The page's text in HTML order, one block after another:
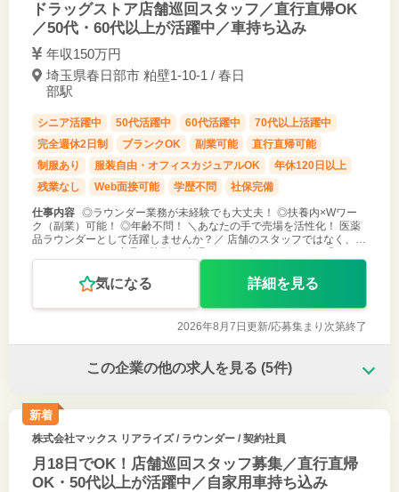
ドラッグストア店舗巡回スタッフ／直行直帰OK
／50代・60代以上が活躍中／車持ち込み
年収150万円
埼玉県春日部市 粕壁1-10-1 / 春日
部駅
シニア活躍中 50代活躍中 60代活躍中
70代以上活躍中
完全週休2日制
ブランクOK 副業可能
直行直帰可能
制服あり
服装自由・オフィスカジュアルOK
年休120日以上
残業なし
Web面接可能 学歴不問 社保完備
仕事内容 ◎ラウンダー業務が未経験でも大丈夫！ ◎扶養内×Wワー
ク（副業）可能！ ◎年齢不問！ ＼あなたの手で売場を活性化！ 医薬
品ラウンダーとして活躍しませんか？／ 店舗のスタッフではなく、
気になる 詳細を見る
2026年8月7日更新/応募集まり次第終了
この企業の他の求人を見る (5件)
新着
株式会社マックス リアライズ/ ラウンダー / 契約社員
月18日でOK！店舗巡回スタッフ募集／直行直帰
OK・50代以上が活躍中／自家用車持ち込み